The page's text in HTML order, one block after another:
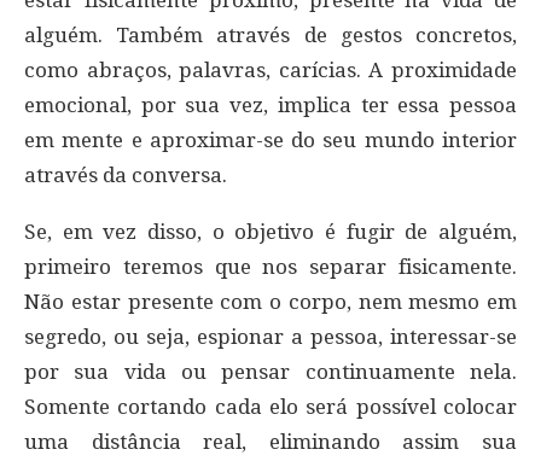
alguém. Também através de gestos concretos,
como abraços, palavras, carícias. A proximidade
emocional, por sua vez, implica ter essa pessoa
em mente e aproximar-se do seu mundo interior
através da conversa.
Se, em vez disso, o objetivo é fugir de alguém,
primeiro teremos que nos separar fisicamente.
Não estar presente com o corpo, nem mesmo em
segredo, ou seja, espionar a pessoa, interessar-se
por sua vida ou pensar continuamente nela.
Somente cortando cada elo será possível colocar
uma distância real, eliminando assim sua